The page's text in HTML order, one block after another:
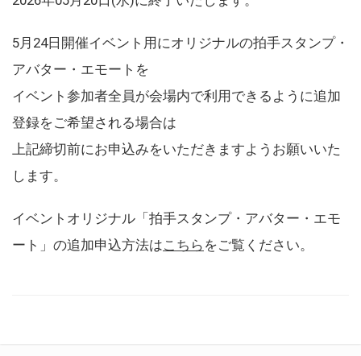
5月24日開催イベント用にオリジナルの拍手スタンプ・
アバター・エモートを
イベント参加者全員が会場内で利用できるように追加
登録をご希望される場合は
上記締切前にお申込みをいただきますようお願いいた
します。
イベントオリジナル「拍手スタンプ・アバター・エモ
ート」の追加申込方法はこちら をご覧ください。